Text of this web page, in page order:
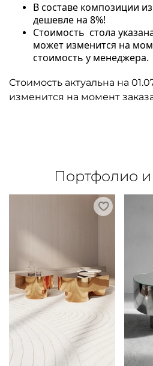
В составе композиции
дешевле на 8%!
Стоимость стола
может изменится на
стоимость у менеджера.
Стоимость актуальна на
изменится на момент
Портфолио и